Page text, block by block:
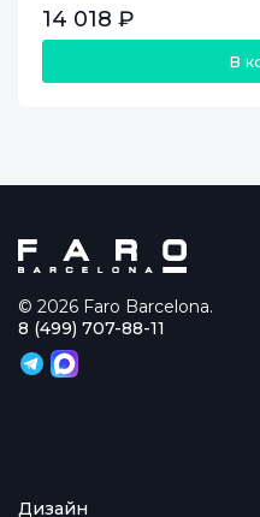
14 018 ₽
В
© 2026 Faro Barcelona.
Дизайн
8 (499) 707-88-11